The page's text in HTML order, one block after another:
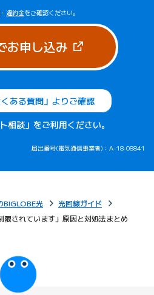
・ 違約金をご確認ください。
お申し込み（新しいタブ
ある質問」よりご確認
相談」をご利用ください。
届出番号(電気通信事業者)：A-18-08841
BIGLOBE光
光回線ガイド
されています」原因と対処法まとめ
す）